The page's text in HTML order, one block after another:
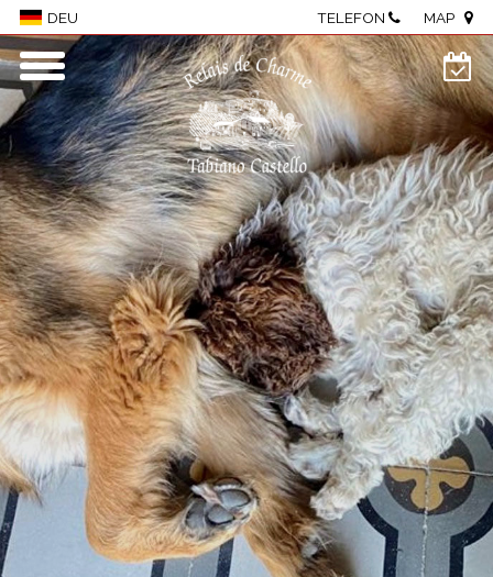
DEU TELEFON MAP
Antico Borgo Tabiano Castello - Relais
de Charme
Borgo
Zimmer und Suiten
Wellness Center
Restaurant
Meetings und Events
Önogastronomie
Besichtigungen des Castello
Aktivitäten
Lage
Bildergalerie
Angebote
Buch